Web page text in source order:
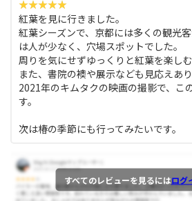
紅葉を見に行きました。
紅葉シーズンで、京都には多くの観光
は人が少なく、穴場スポットでした。
周りを気にせずゆっくりと紅葉を楽し
また、書院の襖や展示なども見応えあり
2021年のキムタクの映画の撮影で、こ
す。
次は椿の季節にも行ってみたいです。
すべてのレビューを見るにはログ